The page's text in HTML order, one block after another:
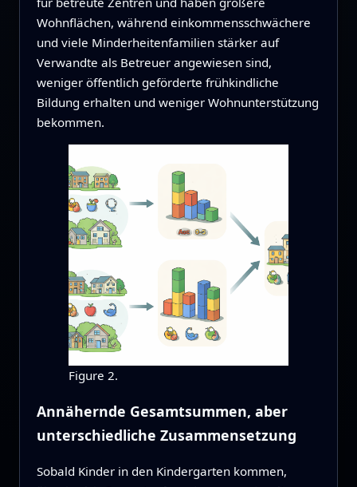
Wohnflächen, während einkommensschwächere
und viele Minderheitenfamilien stärker auf
Verwandte als Betreuer angewiesen sind,
weniger öffentlich geförderte frühkindliche
Bildung erhalten und weniger Wohnunterstützung
bekommen.
Figure 2.
Annähernde Gesamtsummen, aber
unterschiedliche Zusammensetzung
Sobald Kinder in den Kindergarten kommen,